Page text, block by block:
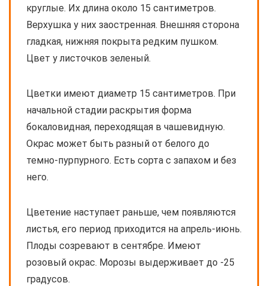
круглые. Их длина около 15 сантиметров.
Верхушка у них заостренная. Внешняя сторона
гладкая, нижняя покрыта редким пушком.
Цвет у листочков зеленый.
Цветки имеют диаметр 15 сантиметров. При
начальной стадии раскрытия форма
бокаловидная, переходящая в чашевидную.
Окрас может быть разный от белого до
темно-пурпурного. Есть сорта с запахом и без
него.
Цветение наступает раньше, чем появляются
листья, его период приходится на апрель-июнь.
Плоды созревают в сентябре. Имеют
розовый окрас. Морозы выдерживает до -25
градусов.